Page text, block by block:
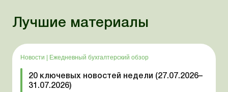
Лучшие материалы
Новости | Ежедневный бухгалтерский обзор
20 ключевых новостей недели (27.07.2026–
31.07.2026)